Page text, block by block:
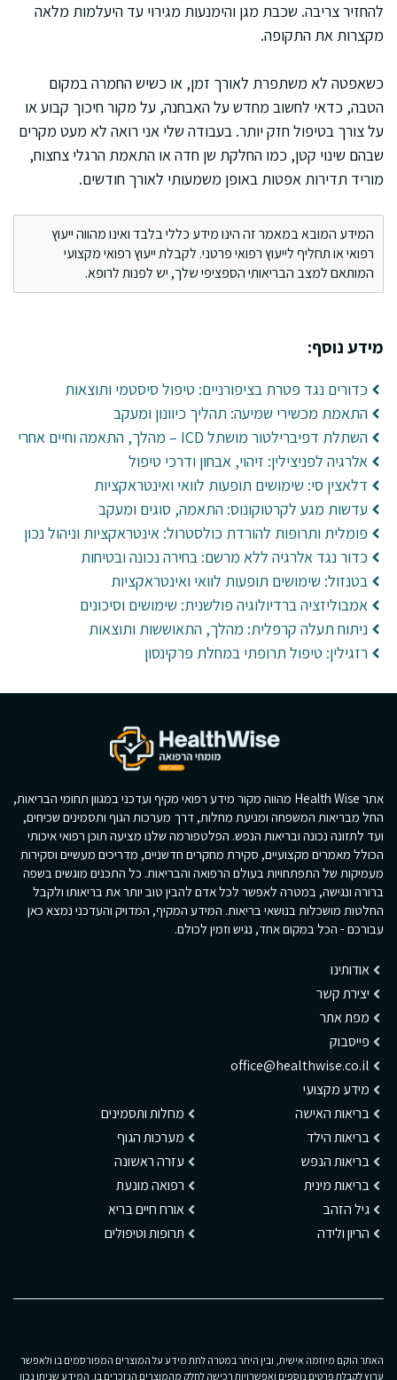
להחזיר צריבה. שכבת מגן והימנעות מגירוי עד היעלמות מלאה
מקצרות את התקופה.
כשאפטה לא משתפרת לאורך זמן, או כשיש החמרה במקום
הטבה, כדאי לחשוב מחדש על האבחנה, על מקור חיכוך קבוע או
על צורך בטיפול חזק יותר. בעבודה שלי אני רואה לא מעט מקרים
שבהם שינוי קטן, כמו החלקת שן חדה או התאמת הרגלי צחצוח,
מוריד תדירות אפטות באופן משמעותי לאורך חודשים.
המידע המובא במאמר זה הינו מידע כללי בלבד ואינו מהווה ייעוץ
רפואי או תחליף לייעוץ רפואי פרטני. לקבלת ייעוץ רפואי מקצועי
המותאם למצב הבריאותי הספציפי שלך, יש לפנות לרופא.
מידע נוסף:
כדורים נגד פטרת בציפורניים: טיפול סיסטמי ותוצאות
התאמת מכשירי שמיעה: תהליך כיוונון ומעקב
השתלת דפיברילטור מושתל ICD – מהלך, התאמה וחיים אחרי
אלרגיה לפניצילין: זיהוי, אבחון ודרכי טיפול
דלאצין סי: שימושים תופעות לוואי ואינטראקציות
עדשות מגע לקרטוקונוס: התאמה, סוגים ומעקב
פומלית ותרופות להורדת כולסטרול: אינטראקציות וניהול נכון
כדור נגד אלרגיה ללא מרשם: בחירה נכונה ובטיחות
בטנזול: שימושים תופעות לוואי ואינטראקציות
אמבוליזציה ברדיולוגיה פולשנית: שימושים וסיכונים
ניתוח תעלה קרפלית: מהלך, התאוששות ותוצאות
רזגילין: טיפול תרופתי במחלת פרקינסון
אתר Health Wise מהווה מקור מידע רפואי מקיף ועדכני במגוון תחומי הבריאות,
החל מבריאות המשפחה ומניעת מחלות, דרך מערכות הגוף ותסמינים שכיחים,
ועד לתזונה נכונה ובריאות הנפש. הפלטפורמה שלנו מציעה תוכן רפואי איכותי
הכולל מאמרים מקצועיים, סקירת מחקרים חדשניים, מדריכים מעשיים וסקירות
מעמיקות של התפתחויות בעולם הרפואה והבריאות. כל התכנים מוגשים בשפה
ברורה ונגישה, במטרה לאפשר לכל אדם להבין טוב יותר את בריאותו ולקבל
החלטות מושכלות בנושאי בריאות. המידע המקיף, המדויק והעדכני נמצא כאן
עבורכם - הכל במקום אחד, נגיש וזמין לכולם.
אודותינו
יצירת קשר
מפת אתר
פייסבוק
office@healthwise.co.il
מידע מקצועי
בריאות האישה
בריאות הילד
בריאות הנפש
בריאות מינית
גיל הזהב
הריון ולידה
מחלות ותסמינים
מערכות הגוף
עזרה ראשונה
רפואה מונעת
אורח חיים בריא
תרופות וטיפולים
האתר הוקם מיוזמה אישית, ובין היתר במטרה לתת מידע על המוצרים המפורסמים בו ולאפשר
ערוץ לקבלת פרטים נוספים ואפשרויות רכישה לחלק מהמוצרים הנזכרים בו. המידע שניתן נכון